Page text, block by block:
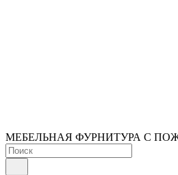
МЕБЕЛЬНАЯ ФУРНИТУРА С